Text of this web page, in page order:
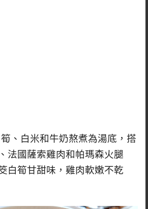
、白米和牛奶熬煮為湯底，搭
法國薩索雞肉和帕瑪森火腿
白筍甘甜味，雞肉軟嫩不乾